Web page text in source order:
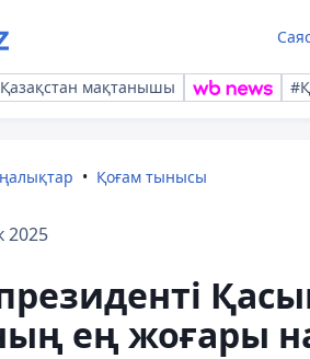
мақтанышы
Қоғам тынысы
2025
ең жоғары